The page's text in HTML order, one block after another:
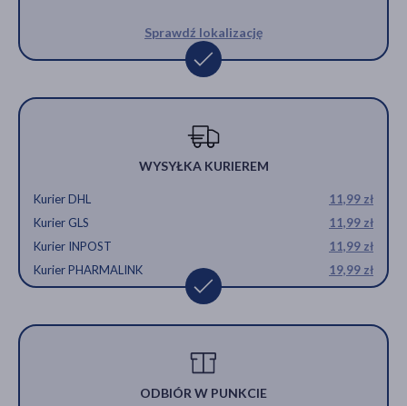
Sprawdź lokalizację
WYSYŁKA KURIEREM
Kurier DHL
11,99 zł
Kurier GLS
11,99 zł
Kurier INPOST
11,99 zł
Kurier PHARMALINK
19,99 zł
ODBIÓR W PUNKCIE